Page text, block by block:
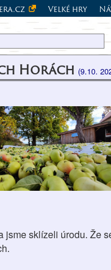
Velké hry
Horách (9.10.
sklízeli úrodu. Že